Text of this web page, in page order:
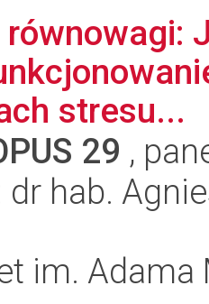
równowagi:
stresu...
29 ,
hab.
im.